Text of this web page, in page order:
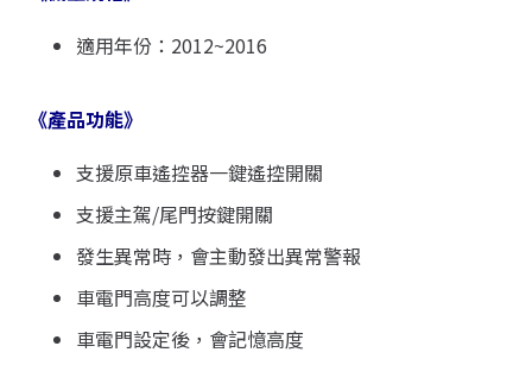
適用年份：2012~2016
《產品功能》
支援原車遙控器一鍵遙控開關
支援主駕/尾門按鍵開關
發生異常時，會主動發出異常警報
車電門高度可以調整
車電門設定後，會記憶高度